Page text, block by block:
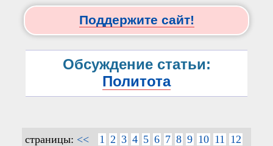
Поддержите сайт!
Обсуждение статьи:
Политота
страницы: << 1 2 3 4 5 6 7 8 9 10 11
12